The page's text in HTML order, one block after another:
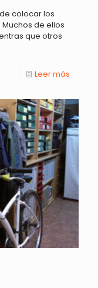
colocar los
de ellos
que otros
Leer más